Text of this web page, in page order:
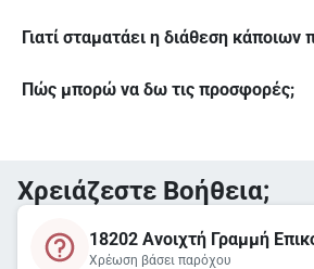
Γιατί σταματάει η διάθεση κάποιων
Πώς μπορώ να δω τις προσφορές;
Χρειάζεστε Βοήθεια;
18202 Ανοιχτή Γραμμή
Χρέωση βάσει παρόχου